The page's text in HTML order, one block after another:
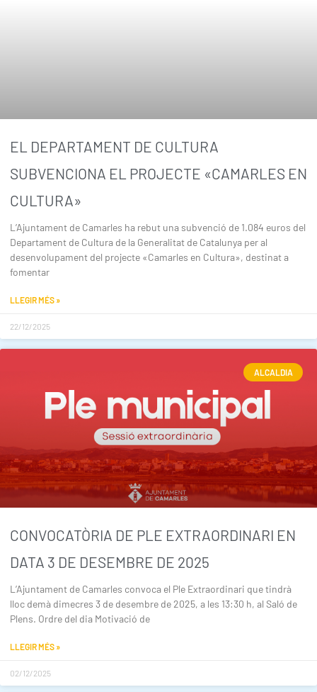
EL DEPARTAMENT DE CULTURA
SUBVENCIONA EL PROJECTE «CAMARLES EN
CULTURA»
L’Ajuntament de Camarles ha rebut una subvenció de 1.084 euros del
Departament de Cultura de la Generalitat de Catalunya per al
desenvolupament del projecte «Camarles en Cultura», destinat a
fomentar
LLEGIR MÉS »
22/12/2025
ALCALDIA
CONVOCATÒRIA DE PLE EXTRAORDINARI EN
DATA 3 DE DESEMBRE DE 2025
L’Ajuntament de Camarles convoca el Ple Extraordinari que tindrà
lloc demà dimecres 3 de desembre de 2025, a les 13:30 h, al Saló de
Plens. Ordre del dia Motivació de
LLEGIR MÉS »
02/12/2025